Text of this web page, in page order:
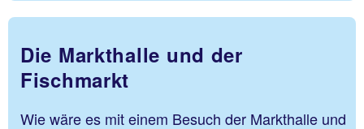
Die Markthalle und der
Fischmarkt
Wie wäre es mit einem Besuch der Markthalle und